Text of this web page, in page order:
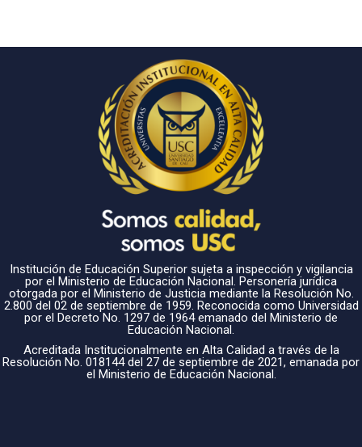
Institución de Educación Superior sujeta a inspección y vigilancia
por el Ministerio de Educación Nacional. Personería jurídica
otorgada por el Ministerio de Justicia mediante la Resolución No.
2.800 del 02 de septiembre de 1959. Reconocida como Universidad
por el Decreto No. 1297 de 1964 emanado del Ministerio de
Educación Nacional.
Acreditada Institucionalmente en Alta Calidad a través de la
Resolución No. 018144 del 27 de septiembre de 2021, emanada por
el Ministerio de Educación Nacional.